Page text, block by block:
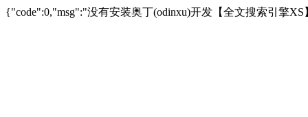
{"code":0,"msg":"没有安装奥丁(odinxu)开发【全文搜索引擎